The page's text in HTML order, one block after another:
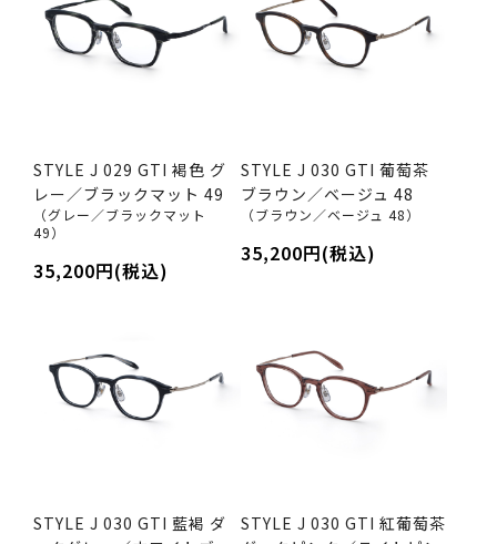
STYLE J 029 GTI 褐色 グ
レー／ブラックマット 49
（グレー／ブラックマット
49）
35,200円(税込)
STYLE J 030 GTI 葡萄茶
ブラウン／ベージュ 48
（ブラウン／ベージュ 48）
35,200円(税込)
STYLE J 030 GTI 藍褐 ダ
STYLE J 030 GTI 紅葡萄茶